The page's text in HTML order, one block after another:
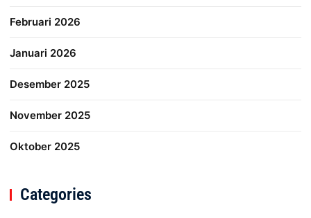
Februari 2026
Januari 2026
Desember 2025
November 2025
Oktober 2025
Categories